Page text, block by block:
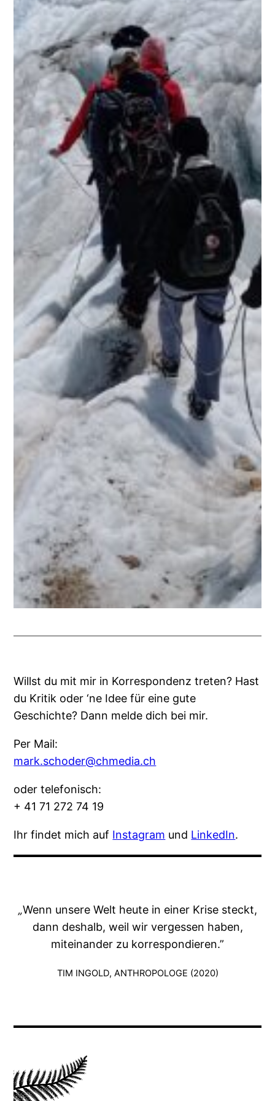
Willst du mit mir in Korrespondenz treten? Hast
du Kritik oder ‘ne Idee für eine gute
Geschichte? Dann melde dich bei mir.
Per Mail:
mark.schoder@chmedia.ch
oder telefonisch:
+ 41 71 272 74 19
Ihr findet mich auf Instagram und LinkedIn.
„Wenn unsere Welt heute in einer Krise steckt,
dann deshalb, weil wir vergessen haben,
miteinander zu korrespondieren.”
TIM INGOLD, ANTHROPOLOGE (2020)